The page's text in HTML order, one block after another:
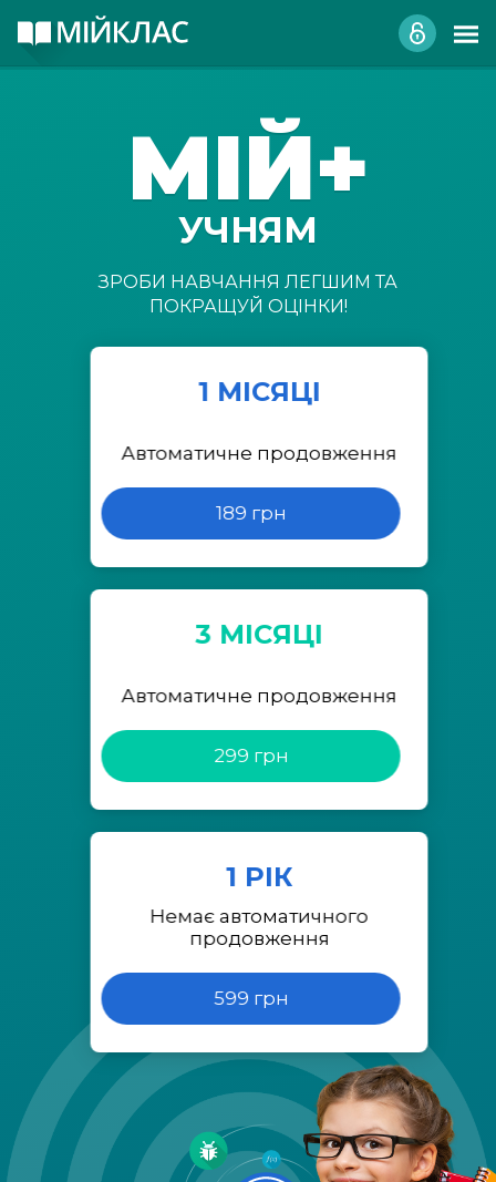
МІЙ+
УЧНЯМ
ЗРОБИ НАВЧАННЯ ЛЕГШИМ ТА
ПОКРАЩУЙ ОЦІНКИ!
1 МІСЯЦІ
Автоматичне продовження
189 грн
3 МІСЯЦІ
Автоматичне продовження
299 грн
1 РІК
Немає автоматичного
продовження
599 грн